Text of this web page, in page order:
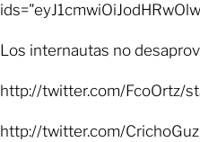
Los internautas no
http://twitter.com/FcoOrtz/
http://twitter.com/